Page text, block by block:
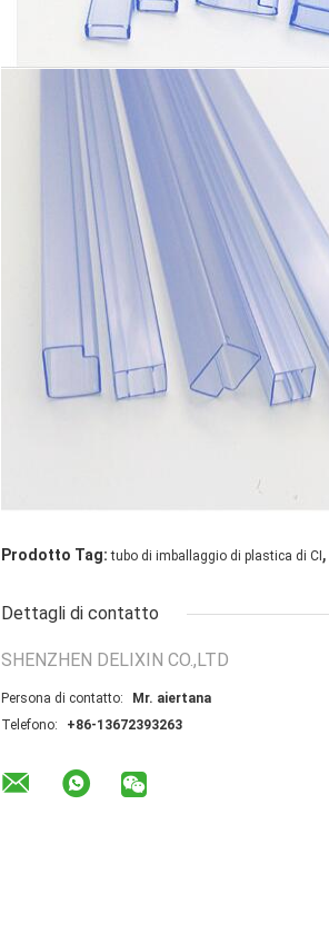
Prodotto Tag: tubo di imballaggio di plastica di CI ,
Dettagli di contatto
SHENZHEN DELIXIN CO.,LTD
Persona di contatto:
Mr. aiertana
Telefono:
+86-13672393263